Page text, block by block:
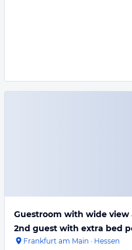
Guestroom with wide view
2nd guest with extra bed
Frankfurt am Main · Hessen